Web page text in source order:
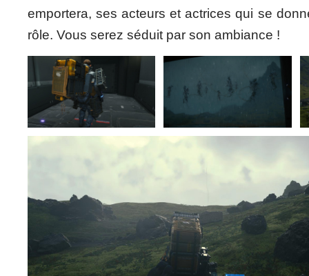
emportera, ses acteurs et actrices qui se
rôle. Vous serez séduit par son ambiance !